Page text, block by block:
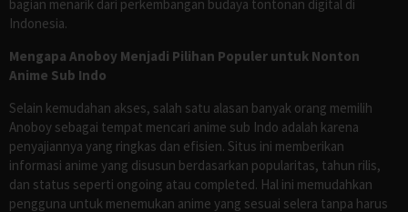
bagian menarik dari perkembangan budaya tontonan digital di
Indonesia.
Mengapa Anoboy Menjadi Pilihan Populer untuk Nonton
Anime Sub Indo
Selain kemudahan akses, salah satu alasan banyak orang memilih
Anoboy sebagai tempat mencari anime sub Indo adalah karena
penyajiannya yang ringkas dan efisien. Situs ini memberikan
informasi anime yang disusun berdasarkan popularitas, tahun rilis,
dan status seperti ongoing atau completed. Hal ini memudahkan
pengguna untuk menemukan anime yang sesuai selera tanpa harus